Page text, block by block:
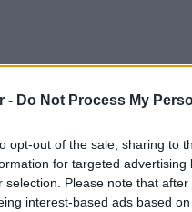
- Do Not Process My
opt-out of the sale, sharing to
for targeted
selection. Please note that
interest-based ads based
το απόγευμα της
Τομέα,
είναι η ανάδειξη της
του γαστρονομικού